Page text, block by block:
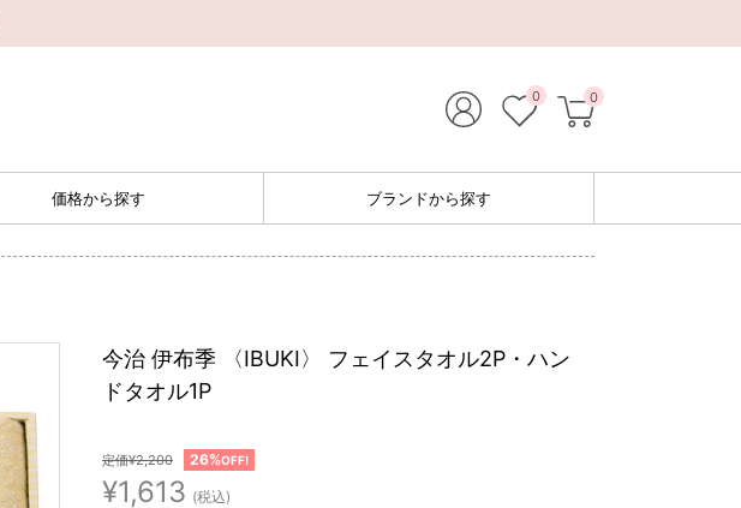
0 0
価格から探す ブランドから探す
今治 伊布季 〈IBUKI〉 フェイスタオル2P・ハン
ドタオル1P
定価¥2,200 26%OFF!
¥1,613 (税込)